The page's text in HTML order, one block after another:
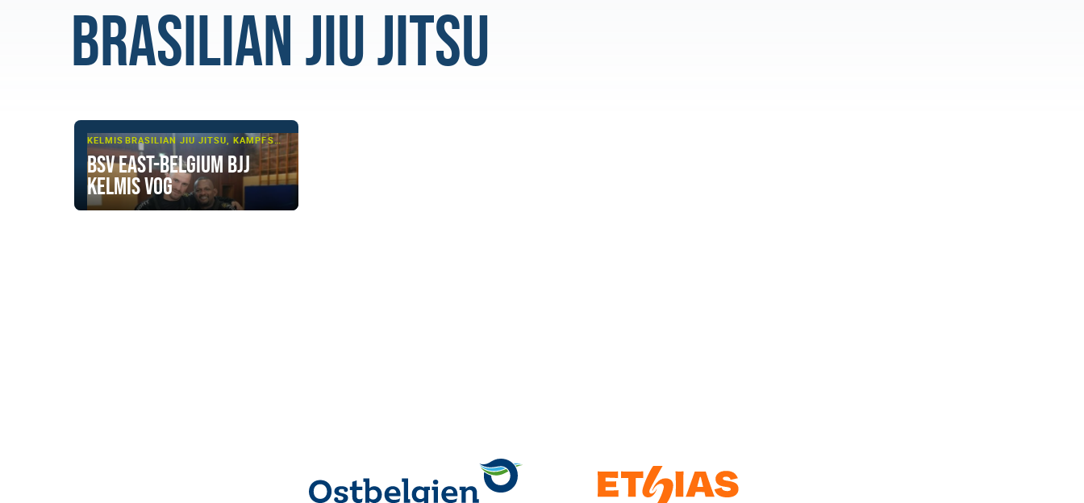
Brasilian Jiu Jitsu
KELMIS BRASILIAN JIU JITSU, KAMPFSPORT/-KUNST
BSV East-Belgium BJJ
Kelmis VoG